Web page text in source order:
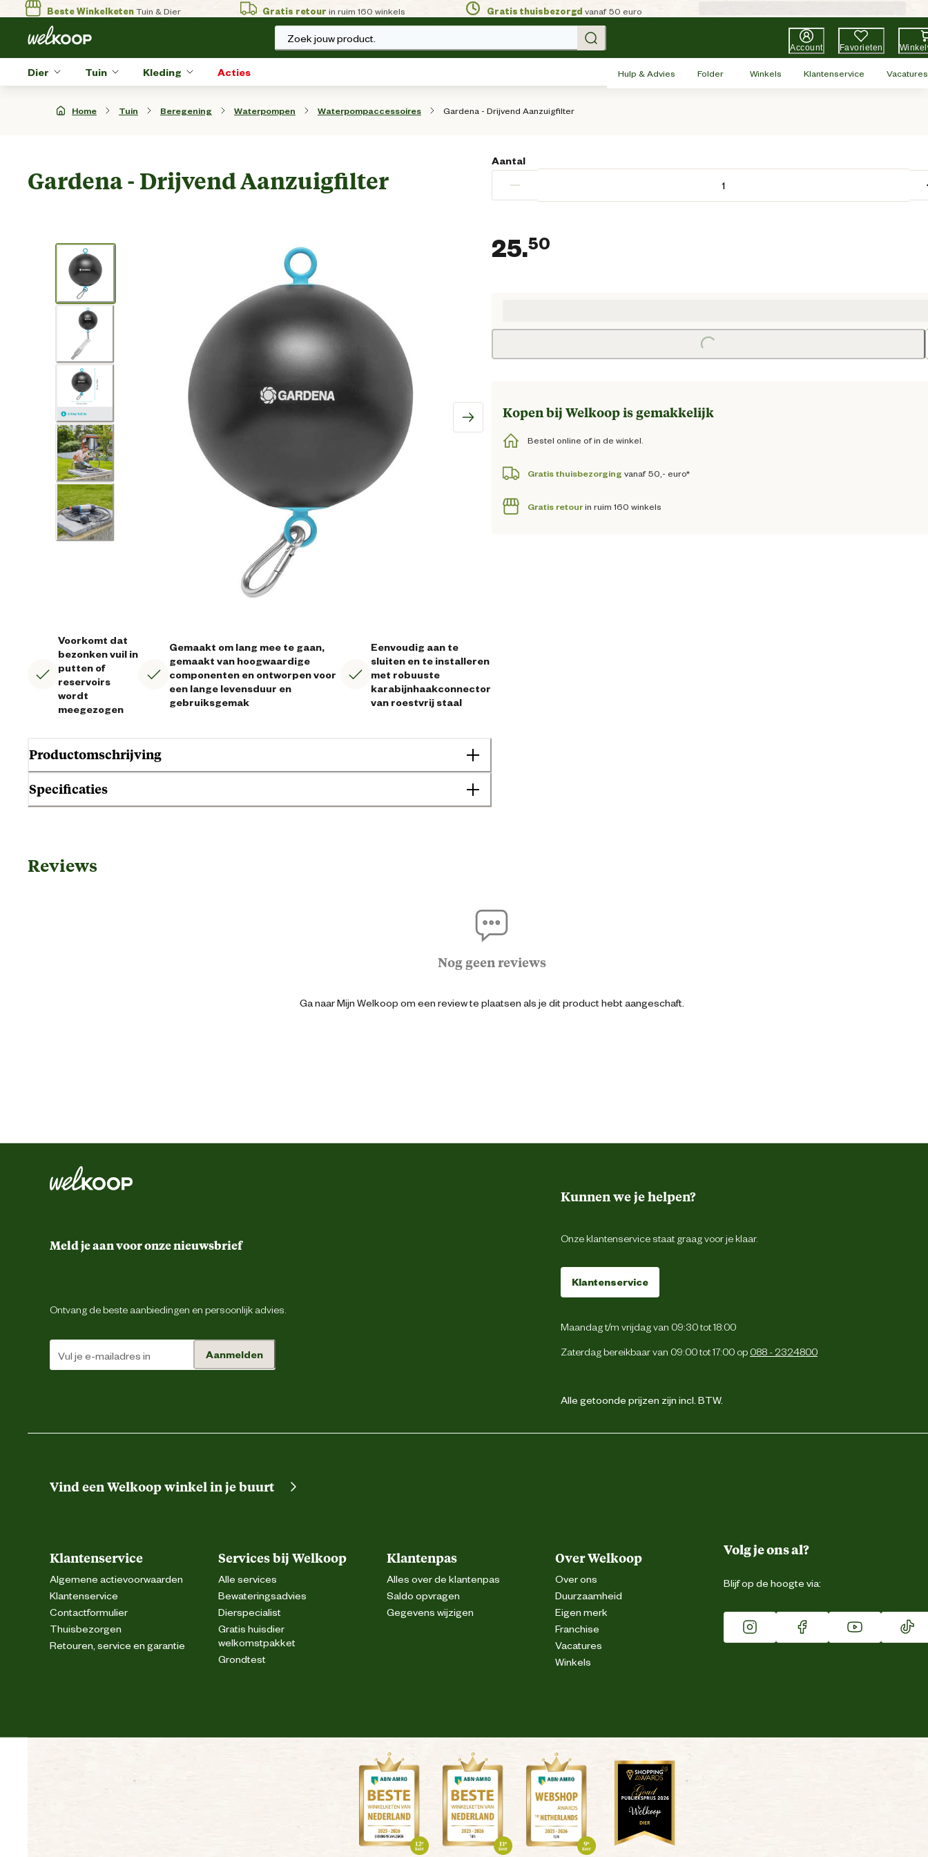
Beste WinkelketenTuin & Dier Gratis retour in ruim 160 winkels Gratis thuisbezorgd vanaf 50 euro
Zoek jouw product.
Account Favorieten
Dier Tuin Kleding Acties Hulp & Advies Folder Winkels Klantenservice Vacatures
Home Tuin Beregening Waterpompen Waterpompaccessoires Gardena - Drijvend Aanzuigfilter
Gardena - Drijvend Aanzuigfilter
Voorkomt dat
bezonken vuil in
putten of
reservoirs
wordt
meegezogen
Gemaakt om lang mee te gaan,
gemaakt van hoogwaardige
componenten en ontworpen voor
een lange levensduur en
gebruiksgemak
Eenvoudig aan te
sluiten en te installeren
met robuuste
karabijnhaakconnector
van roestvrij staal
Productomschrijving
Specificaties
Ean
Advies & Onderhoud
Aantal
−
25.50
Loading...
Kopen bij Welkoop is gemakkelijk
Bestel online of in de winkel.
Gratis thuisbezorging vanaf 50,- euro*
Gratis retourin ruim 160 winkels
Reviews
Nog geen reviews
Ga naar Mijn Welkoop om een review te plaatsen als je dit product hebt aangeschaft.
Meld je aan voor onze nieuwsbrief
Ontvang de beste aanbiedingen en persoonlijk advies.
Aanmelden
Kunnen we je helpen?
Onze klantenservice staat graag voor je klaar.
Klantenservice
Maandag t/m vrijdag van 09:30 tot 18:00
Zaterdag bereikbaar van 09:00 tot 17:00 op 088 - 2324800
Alle getoonde prijzen zijn incl. BTW.
Vind een Welkoop winkel in je buurt
Klantenservice
Algemene actievoorwaarden
Klantenservice
Contactformulier
Thuisbezorgen
Retouren, service en garantie
Services bij Welkoop
Alle services
Bewateringsadvies
Dierspecialist
Gratis huisdier
welkomstpakket
Grondtest
Klantenpas
Alles over de klantenpas
Saldo opvragen
Gegevens wijzigen
Over Welkoop
Over ons
Duurzaamheid
Eigen merk
Franchise
Vacatures
Winkels
Volg je ons al?
Blijf op de hoogte via: